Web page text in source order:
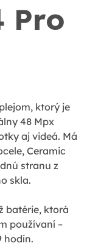
Pro
ktorý je
48 Mpx
aj videá. Má
Ceramic
stranu z
skla.
batérie, ktorá
používaní –
hodín.